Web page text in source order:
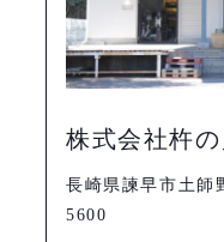
株式会社杵の
長崎県諫早市土
5600